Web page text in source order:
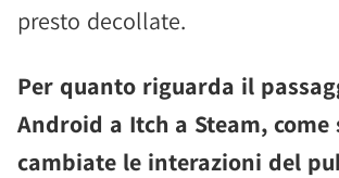
presto decollate.
Per quanto riguarda il
Android a Itch a Steam, come
cambiate le interazioni del